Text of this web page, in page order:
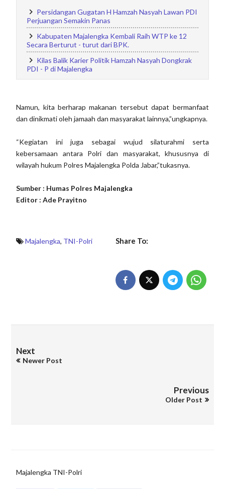
Persidangan Gugatan H Hamzah Nasyah Lawan PDI
Perjuangan Semakin Panas
Kabupaten Majalengka Kembali Raih WTP ke 12
Secara Berturut - turut dari BPK.
Kilas Balik Karier Politik Hamzah Nasyah Dongkrak
PDI - P di Majalengka
Namun, kita berharap makanan tersebut dapat bermanfaat
dan dinikmati oleh jamaah dan masyarakat lainnya,”ungkapnya.
“Kegiatan ini juga sebagai wujud silaturahmi serta
kebersamaan antara Polri dan masyarakat, khususnya di
wilayah hukum Polres Majalengka Polda Jabar,”tukasnya.
Sumber : Humas Polres Majalengka
Editor : Ade Prayitno
Majalengka, TNI-Polri Share To:
Next
Newer Post
Previous
Older Post
Majalengka TNI-Polri